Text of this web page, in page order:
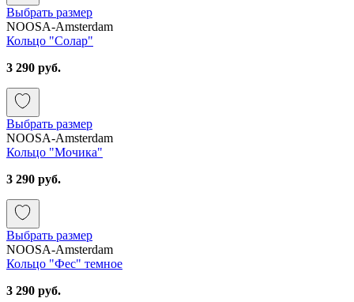
Выбрать размер
NOOSA-Amsterdam
Кольцо "Солар"
3 290 руб.
Выбрать размер
NOOSA-Amsterdam
Кольцо "Мочика"
3 290 руб.
Выбрать размер
NOOSA-Amsterdam
Кольцо "Фес" темное
3 290 руб.